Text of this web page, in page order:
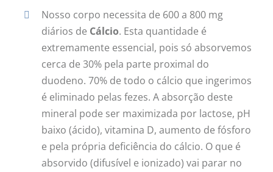
Nosso corpo necessita de 600 a 800 mg
diários de Cálcio. Esta quantidade é
extremamente essencial, pois só absorvemos
cerca de 30% pela parte proximal do
duodeno. 70% de todo o cálcio que ingerimos
é eliminado pelas fezes. A absorção deste
mineral pode ser maximizada por lactose, pH
baixo (ácido), vitamina D, aumento de fósforo
e pela própria deficiência do cálcio. O que é
absorvido (difusível e ionizado) vai parar no